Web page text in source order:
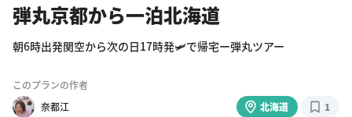
弾丸京都から一泊北海道
朝6時出発関空から次の日17時発🛩で帰宅ー弾丸ツアー
このプランの作者
奈都江
北海道 1